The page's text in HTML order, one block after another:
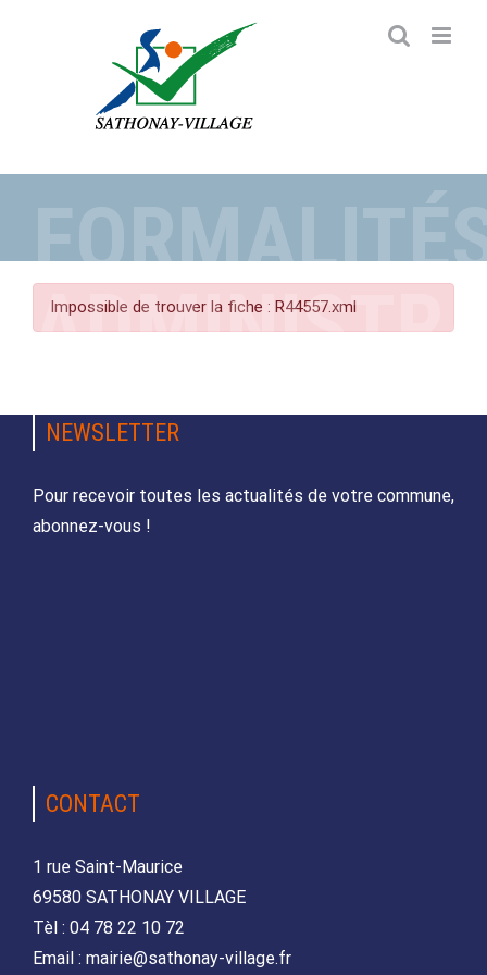
Impossible de trouver la fiche : R44557.xml
NEWSLETTER
Pour recevoir toutes les actualités de votre commune,
abonnez-vous !
CONTACT
1 rue Saint-Maurice
69580 SATHONAY VILLAGE
Tèl : 04 78 22 10 72
Email : mairie@sathonay-village.fr